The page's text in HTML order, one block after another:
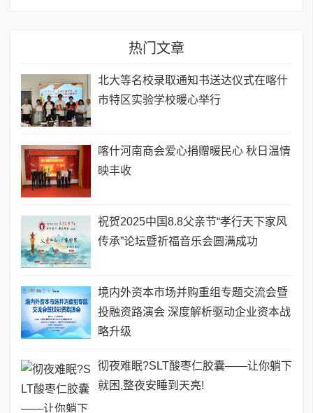
热门文章
北大等名校录取通知书送达仪式在喀什
市特区实验学校暖心举行
喀什河南商会爱心捐赠暖民心 秋日温情
映丰收
祝贺2025中国8.8父亲节“孝行天下家风
传承”论坛暨祈福音乐会圆满成功
境内外资本市场并购重组专题交流会暨
投融资路演会 深度解析驱动企业资本战
略升级
彻夜难眠?SLT酸枣仁胶囊——让你躺下
就困,整夜安睡到天亮!